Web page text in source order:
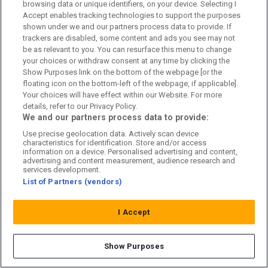
SILLY SEASON 16:43
Officiellt: Tidigare Arsenal-back klar för
Crystal Palace
SILLY SEASON 15:55
Uppgifter: Galatasaray intresserad av
Arsenal-stjärnan
browsing data or unique identifiers, on your device. Selecting I
Accept enables tracking technologies to support the purposes
shown under we and our partners process data to provide. If
trackers are disabled, some content and ads you see may not
be as relevant to you. You can resurface this menu to change
your choices or withdraw consent at any time by clicking the
Show Purposes link on the bottom of the webpage [or the
floating icon on the bottom-left of the webpage, if applicable].
Your choices will have effect within our Website. For more
details, refer to our Privacy Policy.
We and our partners process data to provide:
Use precise geolocation data. Actively scan device
characteristics for identification. Store and/or access
information on a device. Personalised advertising and content,
advertising and content measurement, audience research and
services development.
List of Partners (vendors)
I Accept
Show Purposes